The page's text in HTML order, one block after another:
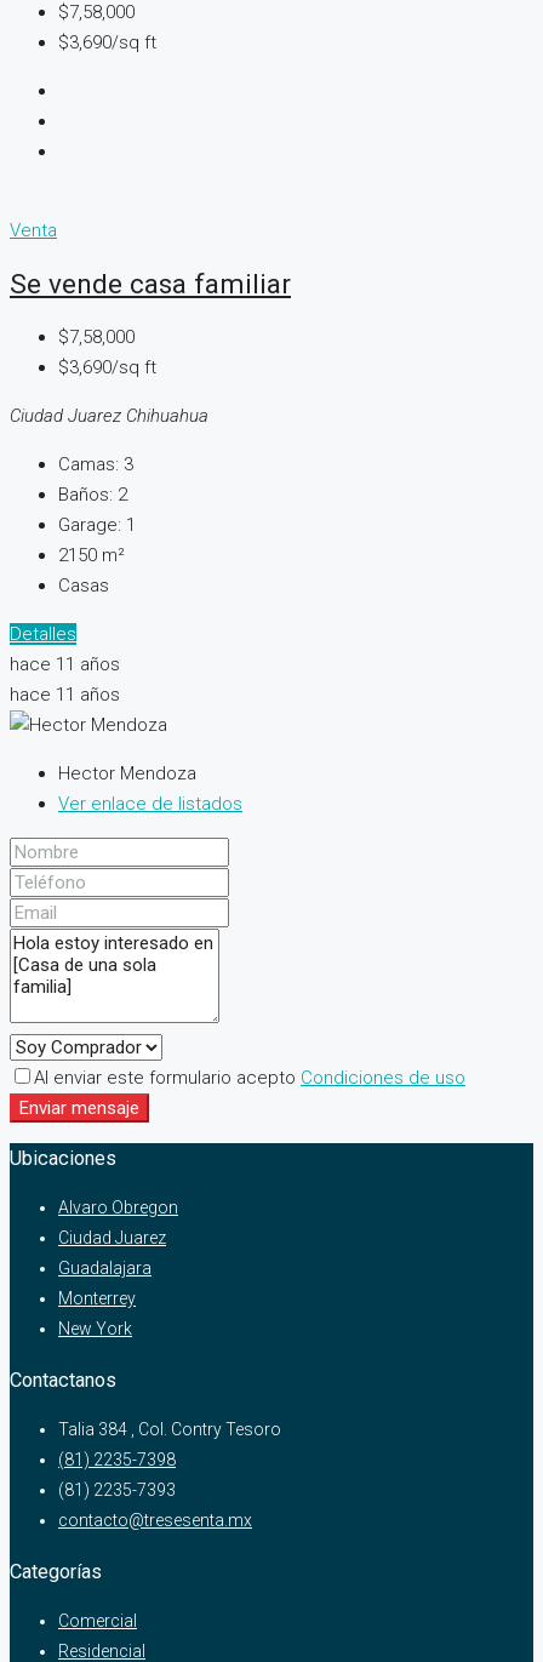
$7,58,000
$3,690/sq ft
Venta
Se vende casa familiar
$7,58,000
$3,690/sq ft
Ciudad Juarez Chihuahua
Camas: 3
Baños: 2
Garage: 1
2150 m²
Casas
Detalles
hace 11 años
hace 11 años
Hector Mendoza
Ver enlace de listados
Al enviar este formulario acepto Condiciones de uso
Enviar mensaje
Ubicaciones
Alvaro Obregon
Ciudad Juarez
Guadalajara
Monterrey
New York
Contactanos
Talia 384 , Col. Contry Tesoro
(81) 2235-7398
(81) 2235-7393
contacto@tresesenta.mx
Categorías
Comercial
Residencial